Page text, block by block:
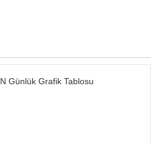
LTC LITECOIN Günlük Grafik Tablosu